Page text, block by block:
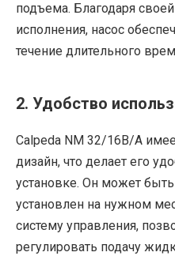
подъема. Благодаря
исполнения, насос
течение длительного
2. Удобство
Calpeda NM 32/16B/A
дизайн, что делает его
установке. Он может
установлен на нужном
систему управления,
регулировать подачу